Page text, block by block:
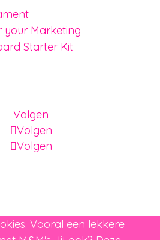
your Marketing
Starter Kit
Volgen
Volgen
Volgen
Vooral een lekkere